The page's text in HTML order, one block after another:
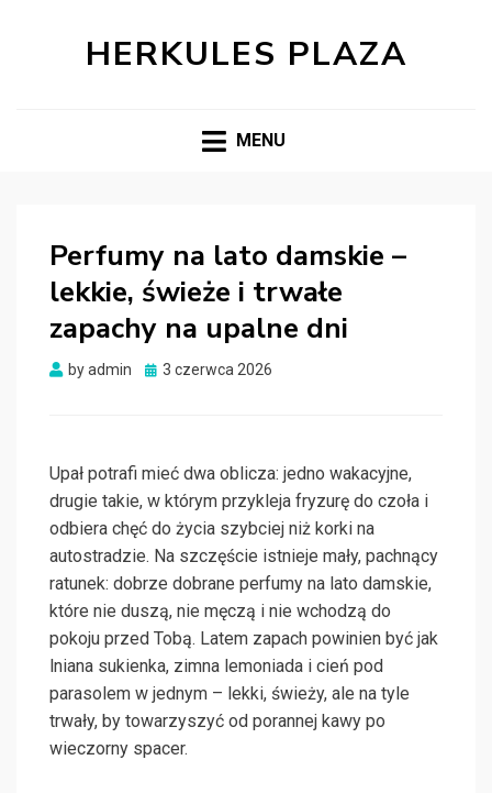
HERKULES PLAZA
MENU
Perfumy na lato damskie –
lekkie, świeże i trwałe
zapachy na upalne dni
byadmin
Posted
3 czerwca 2026
Upał potrafi mieć dwa oblicza: jedno wakacyjne,
drugie takie, w którym przykleja fryzurę do czoła i
odbiera chęć do życia szybciej niż korki na
autostradzie. Na szczęście istnieje mały, pachnący
ratunek: dobrze dobrane perfumy na lato damskie,
które nie duszą, nie męczą i nie wchodzą do
pokoju przed Tobą. Latem zapach powinien być jak
lniana sukienka, zimna lemoniada i cień pod
parasolem w jednym – lekki, świeży, ale na tyle
trwały, by towarzyszyć od porannej kawy po
wieczorny spacer.